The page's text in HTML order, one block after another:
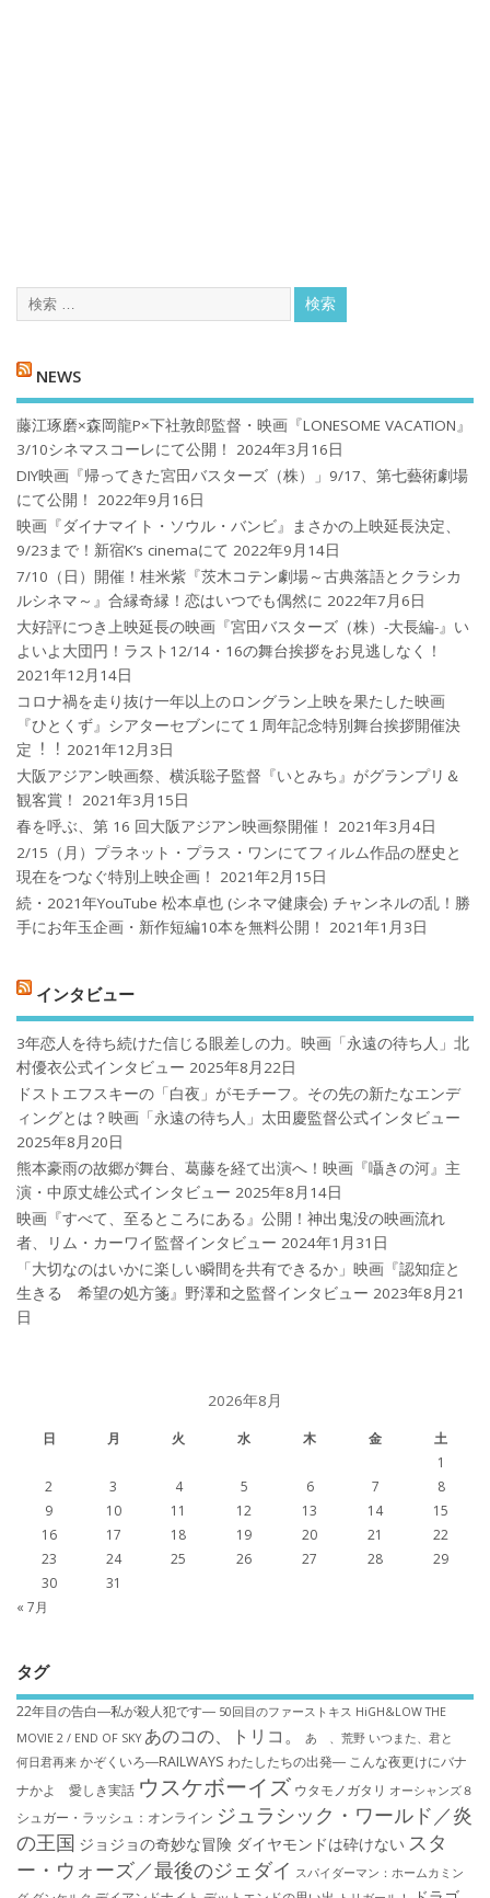
NEWS
藤江琢磨×森岡龍P×下社敦郎監督・映画『LONESOME VACATION』
3/10シネマスコーレにて公開！
2024年3月16日
DIY映画『帰ってきた宮田バスターズ（株）」9/17、第七藝術劇場
にて公開！
2022年9月16日
映画『ダイナマイト・ソウル・バンビ』まさかの上映延長決定、
9/23まで！新宿K’s cinemaにて 2022年9月14日
7/10（日）開催！桂米紫『茨木コテン劇場～古典落語とクラシカ
ルシネマ～』合縁奇縁！恋はいつでも偶然に 2022年7月6日
大好評につき上映延長の映画『宮田バスターズ（株）-大長編-』い
よいよ大団円！ラスト12/14・16の舞台挨拶をお見逃しなく！
2021年12月14日
コロナ禍を⾛り抜け⼀年以上のロングラン上映を果たした映画
『ひとくず』シアターセブンにて１周年記念特別舞台挨拶開催決
定︕︕ 2021年12月3日
大阪アジアン映画祭、横浜聡子監督『いとみち』がグランプリ＆
観客賞！
2021年3月15日
春を呼ぶ、第 16 回大阪アジアン映画祭開催！
2021年3月4日
2/15（月）プラネット・プラス・ワンにてフィルム作品の歴史と
現在をつなぐ特別上映企画！
2021年2月15日
続・2021年YouTube 松本卓也 (シネマ健康会) チャンネルの乱！勝
手にお年玉企画・新作短編10本を無料公開！
2021年1月3日
インタビュー
3年恋人を待ち続けた信じる眼差しの力。映画「永遠の待ち人」北
村優衣公式インタビュー 2025年8月22日
ドストエフスキーの「白夜」がモチーフ。その先の新たなエンデ
ィングとは？映画「永遠の待ち人」太田慶監督公式インタビュー
2025年8月20日
熊本豪雨の故郷が舞台、葛藤を経て出演へ！映画『囁きの河』主
演・中原丈雄公式インタビュー 2025年8月14日
映画『すべて、至るところにある』公開！神出鬼没の映画流れ
者、リム・カーワイ監督インタビュー 2024年1月31日
「大切なのはいかに楽しい瞬間を共有できるか」映画『認知症と
生きる 希望の処方箋』野澤和之監督インタビュー 2023年8月21
日
2026年8月
日 月 火 水 木 金
土
1
2
3 4 5 6 7
8
9
10 11 12 13 14
15
16
17 18 19 20 21
22
23
24 25 26 27 28
29
30
31
« 7月
タグ
22年目の告白―私が殺人犯です― 50回目のファーストキス HiGH&LOW THE
MOVIE 2 / END OF SKY あのコの、トリコ。 あゝ、荒野 いつまた、君と
何日君再来 かぞくいろ―RAILWAYS わたしたちの出発― こんな夜更けにバナ
ナかよ 愛しき実話 ウスケボーイズ ウタモノガタリ オーシャンズ８
シュガー・ラッシュ：オ​ンライン ジュラシック・ワールド／炎
の王国 ジョジョの奇妙な冒険 ダイヤモンドは砕けない スタ
ー・ウォーズ／最後のジェダイ スパイダーマン：ホームカミン